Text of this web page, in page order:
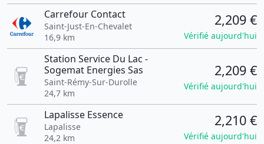
Carrefour Contact
Saint-Just-En-Chevalet
16,9 km
2,209 €
Vérifié aujourd'hui
Station Service Du Lac -
Sogemat Energies Sas
Saint-Rémy-Sur-Durolle
24,7 km
2,209 €
Vérifié aujourd'hui
Lapalisse Essence
Lapalisse
24,2 km
2,210 €
Vérifié aujourd'hui